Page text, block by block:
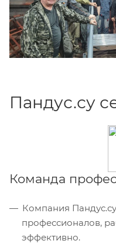
Пандус.су
Команда
Компания
профессионалов,
эффективно.